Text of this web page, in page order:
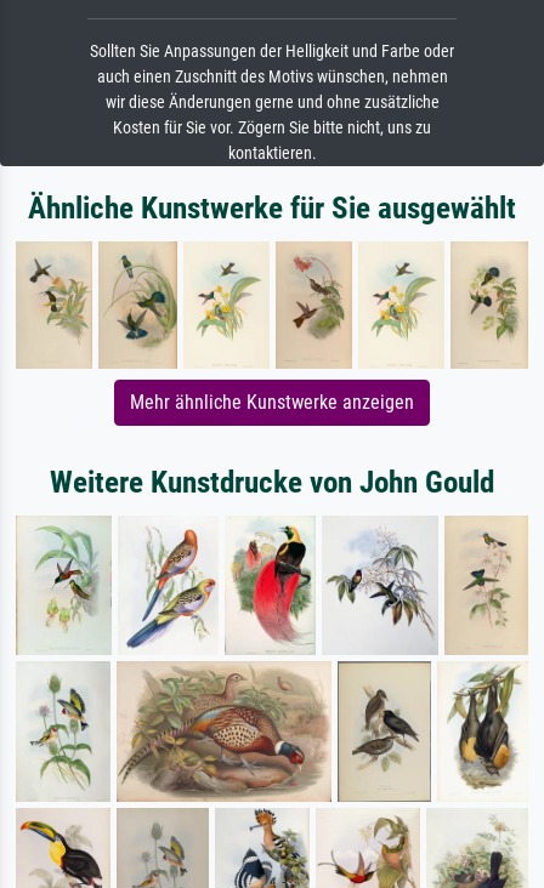
Sollten Sie Anpassungen der Helligkeit und Farbe oder
auch einen Zuschnitt des Motivs wünschen, nehmen
wir diese Änderungen gerne und ohne zusätzliche
Kosten für Sie vor. Zögern Sie bitte nicht, uns zu
kontaktieren.
Ähnliche Kunstwerke für Sie ausgewählt
Mehr ähnliche Kunstwerke anzeigen
Weitere Kunstdrucke von John Gould